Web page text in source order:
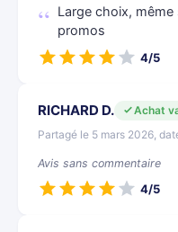
Large choix,
promos
4/5
RICHARD D.
Achat
Partagé le 5 mars 2026,
Avis sans commentaire
4/5